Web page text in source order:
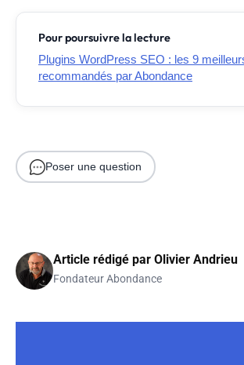
Pour poursuivre la lecture
Plugins WordPress SEO : les 9
recommandés par Abondance
Poser une question
Article rédigé par Olivier Andrieu
Fondateur Abondance